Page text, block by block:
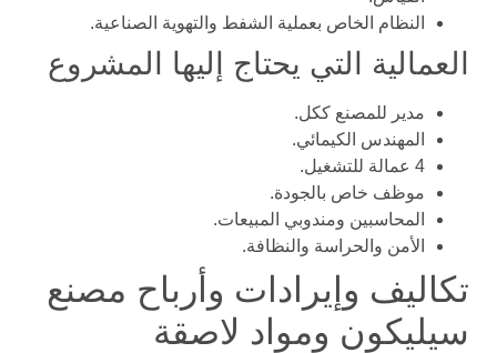
النظام الخاص بعملية الشفط والتهوية الصناعية.
العمالية التي يحتاج إليها المشروع
مدير للمصنع ككل.
المهندس الكيمائي.
4 عمالة للتشغيل.
موظف خاص بالجودة.
المحاسبين ومندوبي المبيعات.
الأمن والحراسة والنظافة.
تكاليف وإيرادات وأرباح مصنع
سيليكون ومواد لاصقة